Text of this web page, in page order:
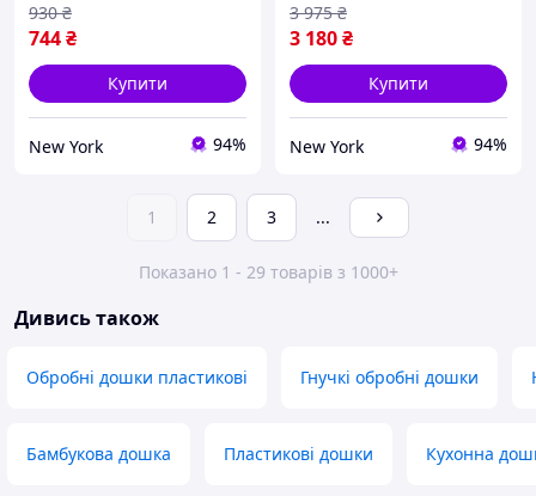
744₴
930 ₴
Купити
New York 94%
3 180₴
3 975 ₴
Купити
New York 94%
1 2 3 ...
Показано 1 - 29 товарів з 1000+
Дивись також
Обробні дошки пластикові Гнучкі обробні дошки
Бамбукова дошка Пластикові дошки Кухонна